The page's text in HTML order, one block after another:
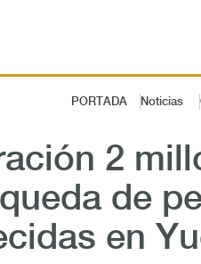
PORTADA Noticias
2
de
en